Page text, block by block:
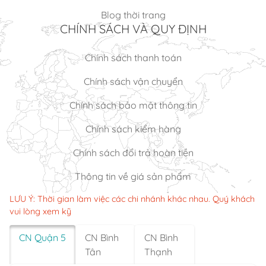
Blog thời trang
CHÍNH SÁCH VÀ QUY ĐỊNH
Chính sách thanh toán
Chính sách vận chuyển
Chính sách bảo mật thông tin
Chính sách kiểm hàng
Chính sách đổi trả hoàn tiền
Thông tin về giá sản phẩm
LƯU Ý: Thời gian làm việc các chi nhánh khác nhau. Quý khách
vui lòng xem kỹ
CN Quận 5
CN Bình
Tân
CN Bình
Thạnh